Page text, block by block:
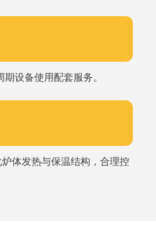
设备使用配套服务。
体发热与保温结构，合理控